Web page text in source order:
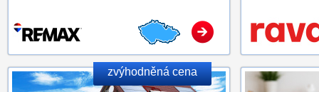
zvýhodněná cena